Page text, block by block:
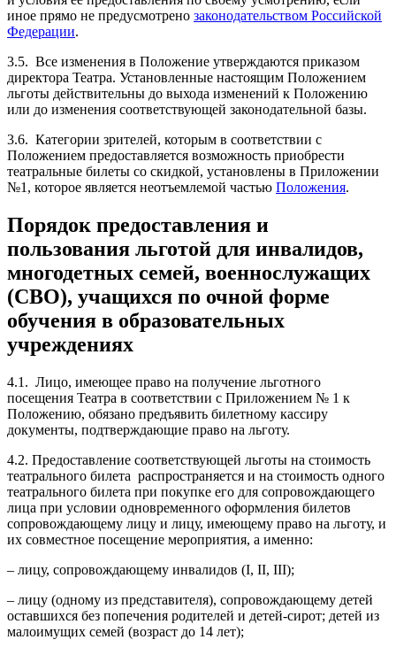
иное прямо не предусмотрено законодательством Российской
Федерации.
3.5. Все изменения в Положение утверждаются приказом
директора Театра. Установленные настоящим Положением
льготы действительны до выхода изменений к Положению
или до изменения соответствующей законодательной базы.
3.6. Категории зрителей, которым в соответствии с
Положением предоставляется возможность приобрести
театральные билеты со скидкой, установлены в Приложении
№1, которое является неотъемлемой частью Положения.
Порядок предоставления и
пользования льготой для инвалидов,
многодетных семей, военнослужащих
(СВО), учащихся по очной форме
обучения в образовательных
учреждениях
4.1. Лицо, имеющее право на получение льготного
посещения Театра в соответствии с Приложением № 1 к
Положению, обязано предъявить билетному кассиру
документы, подтверждающие право на льготу.
4.2. Предоставление соответствующей льготы на стоимость
театрального билета распространяется и на стоимость одного
театрального билета при покупке его для сопровождающего
лица при условии одновременного оформления билетов
сопровождающему лицу и лицу, имеющему право на льготу, и
их совместное посещение мероприятия, а именно:
– лицу, сопровождающему инвалидов (I, II, III);
– лицу (одному из представителя), сопровождающему детей
оставшихся без попечения родителей и детей-сирот; детей из
малоимущих семей (возраст до 14 лет);